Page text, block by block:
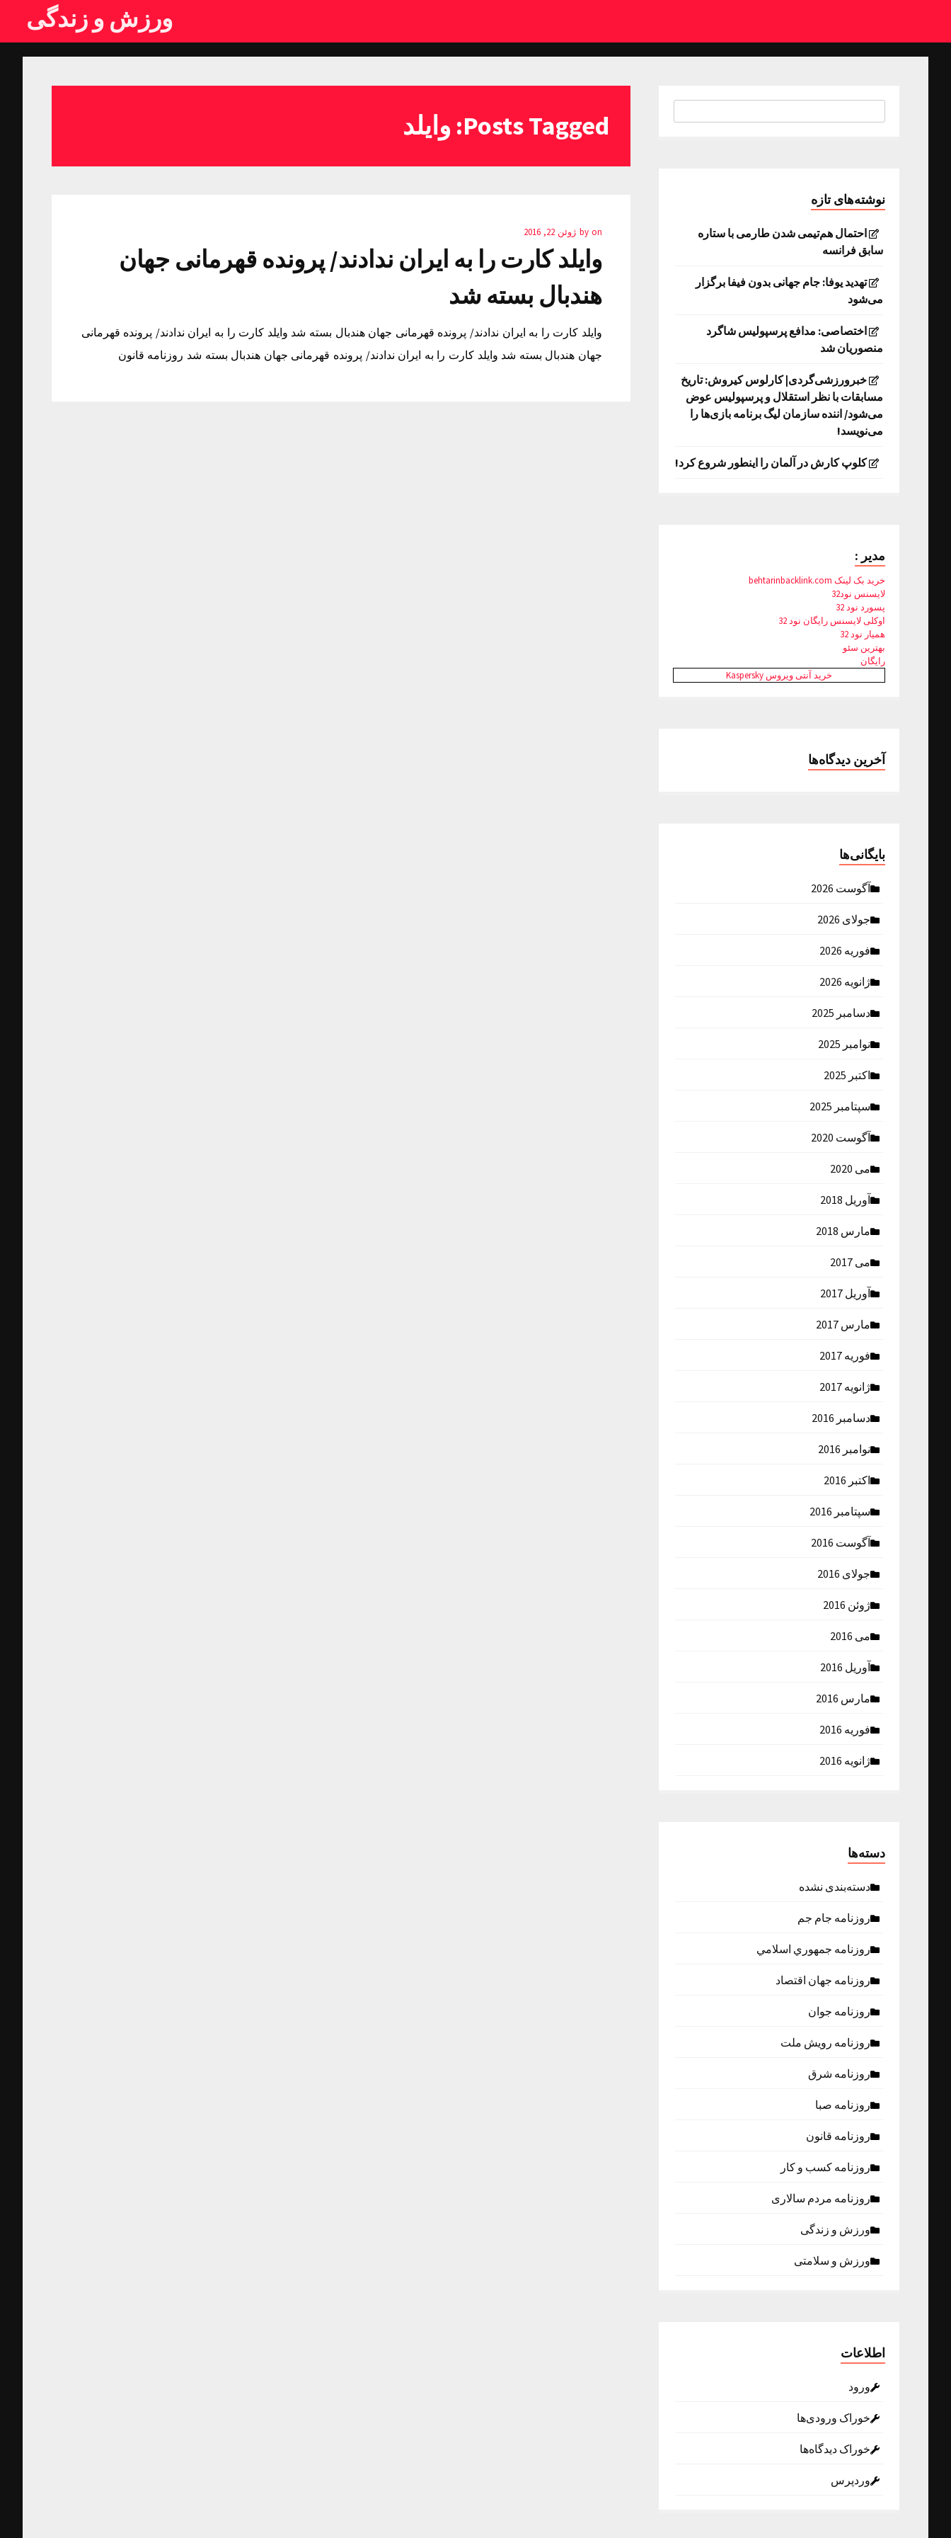
ورزش و زندگی
Posts Tagged: وایلد
by on ژوئن 22, 2016
وایلد کارت را به ایران ندادند/ پرونده قهرمانی جهان
هندبال بسته شد
وایلد کارت را به ایران ندادند/ پرونده قهرمانی جهان هندبال بسته شد وایلد کارت را به ایران ندادند/ پرونده قهرمانی
جهان هندبال بسته شد وایلد کارت را به ایران ندادند/ پرونده قهرمانی جهان هندبال بسته شد روزنامه قانون
نوشته‌های تازه
احتمال هم‌تیمی شدن طارمی با ستاره
سابق فرانسه
تهدید یوفا: جام جهانی بدون فیفا برگزار
می‌شود
اختصاصی: مدافع پرسپولیس شاگرد
منصوریان شد
خبرورزشی‌گردی| کارلوس کیروش: تاریخ
مسابقات با نظر استقلال و پرسپولیس عوض
می‌شود/ اننده سازمان لیگ برنامه بازی‌ها را
می‌نویسد!
کلوپ کارش در آلمان را اینطور شروع کرد!
مدیر :
خرید بک لینک behtarinbacklink.com
لایسنس نود32
پسورد نود 32
اوکلی لایسنس رایگان نود 32
همیار نود 32
بهترین سئو
رایگان
خرید آنتی ویروس Kaspersky
آخرین دیدگاه‌ها
بایگانی‌ها
آگوست 2026
جولای 2026
فوریه 2026
ژانویه 2026
دسامبر 2025
نوامبر 2025
اکتبر 2025
سپتامبر 2025
آگوست 2020
می 2020
آوریل 2018
مارس 2018
می 2017
آوریل 2017
مارس 2017
فوریه 2017
ژانویه 2017
دسامبر 2016
نوامبر 2016
اکتبر 2016
سپتامبر 2016
آگوست 2016
جولای 2016
ژوئن 2016
می 2016
آوریل 2016
مارس 2016
فوریه 2016
ژانویه 2016
دسته‌ها
دسته‌بندی نشده
روزنامه جام جم
روزنامه جمهوري اسلامي
روزنامه جهان اقتصاد
روزنامه جوان
روزنامه رویش ملت
روزنامه شرق
روزنامه صبا
روزنامه قانون
روزنامه كسب و كار
روزنامه مردم سالاری
ورزش و زندگی
ورزش و سلامتی
اطلاعات
ورود
خوراک ورودی‌ها
خوراک دیدگاه‌ها
وردپرس